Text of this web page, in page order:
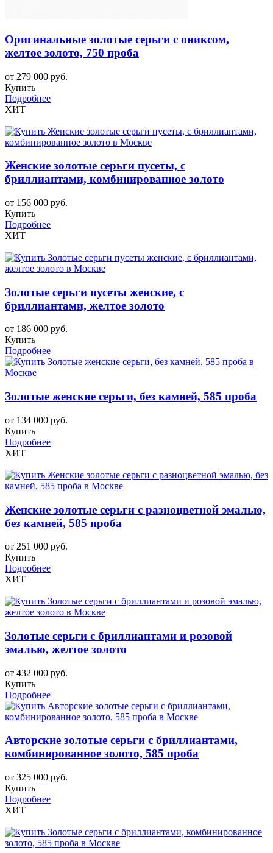
Оригинальные золотые серьги с ониксом,
желтое золото, 750 проба
от 279 000 руб.
Купить
Подробнее
ХИТ
Женские золотые серьги пусеты, с
бриллиантами, комбинированное золото
от 156 000 руб.
Купить
Подробнее
ХИТ
Золотые серьги пусеты женские, с
бриллиантами, желтое золото
от 186 000 руб.
Купить
Подробнее
Золотые женские серьги, без камней, 585 проба
от 134 000 руб.
Купить
Подробнее
ХИТ
Женские золотые серьги с разноцветной эмалью,
без камней, 585 проба
от 251 000 руб.
Купить
Подробнее
ХИТ
Золотые серьги с бриллиантами и розовой
эмалью, желтое золото
от 432 000 руб.
Купить
Подробнее
Авторские золотые серьги с бриллиантами,
комбинированное золото, 585 проба
от 325 000 руб.
Купить
Подробнее
ХИТ